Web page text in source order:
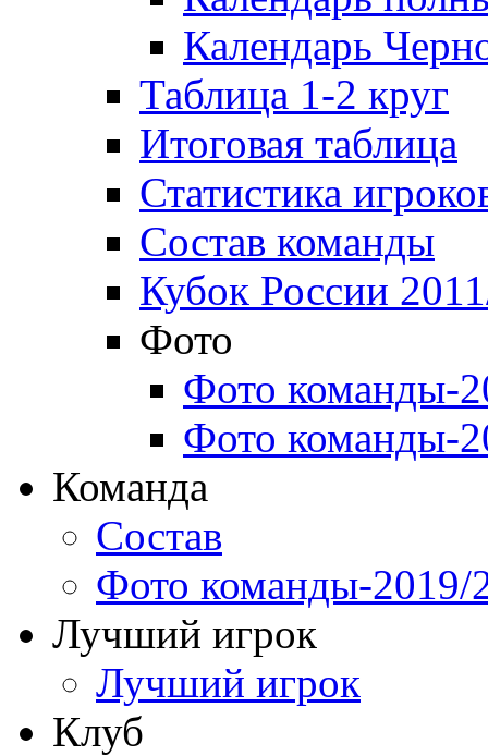
Календарь
Таблица 1-2 круг
Итоговая таблица
Статистика
Состав команды
Кубок России
Фото
Фото команды-
Фото команды-
Команда
Состав
Фото команды-2019/
Лучший игрок
Лучший игрок
Клуб